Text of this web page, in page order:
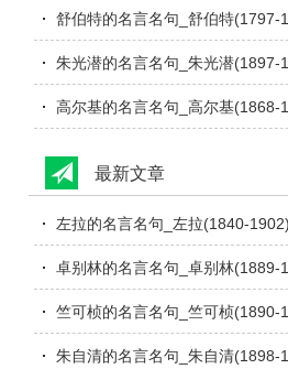
舒伯特的名言名句_舒伯特(1797-
朱光潜的名言名句_朱光潜(1897-
高尔基的名言名句_高尔基(1868-
最新文章
左拉的名言名句_左拉(1840-1902)
卓别林的名言名句_卓别林(1889-
竺可桢的名言名句_竺可桢(1890-
朱自清的名言名句_朱自清(1898-